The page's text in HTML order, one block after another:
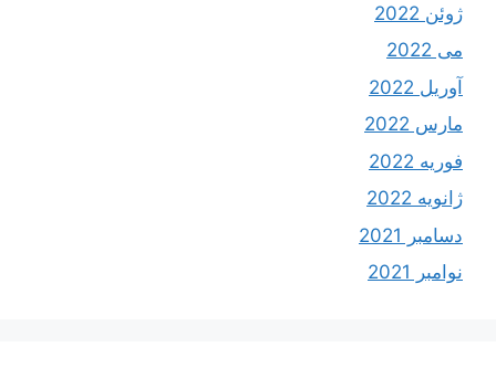
ژوئن 2022
می 2022
آوریل 2022
مارس 2022
فوریه 2022
ژانویه 2022
دسامبر 2021
نوامبر 2021